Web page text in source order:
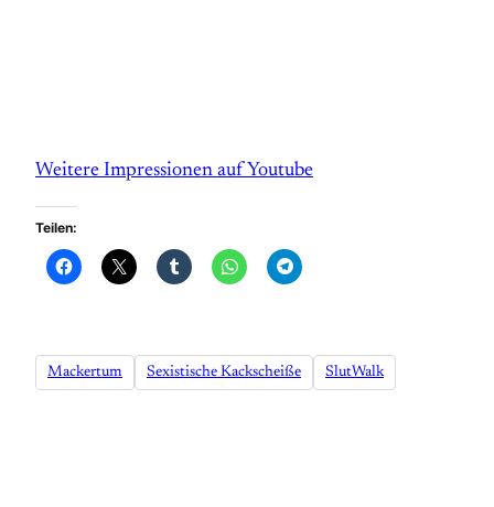
Weitere Impressionen auf Youtube
Teilen:
Mackertum Sexistische Kackscheiße SlutWalk